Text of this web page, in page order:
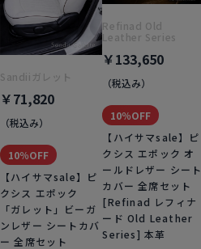
Sandiiガレット
￥71,820
（税込み）
10％OFF
【ハイサマsale】ピ
クシス エポック
「ガレット」ビーガ
ンレザー シートカバ
ー 全席セット
Refinad Old
Leather Series
￥133,650
（税込み）
10％OFF
【ハイサマsale】ピ
クシス エポック オ
ールドレザー シート
カバー 全席セット
[Refinad レフィナ
ード Old Leather
Series] 本革